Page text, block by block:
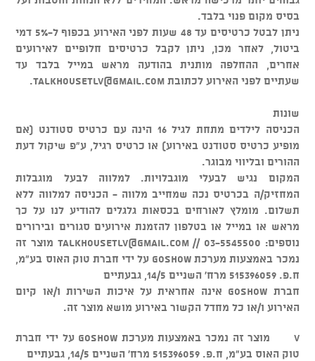
בסיס מקום פנוי בלבד.
ניתן לבטל כרטיסים עד 48 שעות לפני האירוע בכפוף ל-5% דמי
ביטול, לאחר מכן, ניתן לקבל כרטיסים חלופיים לאירועים
אחרים, ההחלפה מותנית בהודעה מראש במייל בלבד עד
שעתיים לפני האירוע לכתובתtalkhousetlv@gmail.com
.
שונות
הכניסה לילדים מתחת לגיל 16 הינה עם כרטיס סטודנט (אם
מופיע כרטיס סטודנט באירוע) או כרטיס רגיל, ע"פ שיקול דעת
ההורים ובליווי מבוגר.
המקום נגיש לבעלי מוגבלויות. למלווה לבעל מוגבלות
המחזיק/ה בכרטיס נכה שמחייב מלווה - הכניסה למלווה ללא
תשלום. מומלץ לאורחים בכסאות גלגלים להודיע לנו על כך
מראש או במייל או בטלפון להזמנת אירועים סגורים ובירורים
נוספים: 03-5545500 //
talkhousetlv@gmail.com מוצר זה
נמכר באמצעות מערכת GOSHOW על ידי חברת טוק האוס בע"מ,
ח.פ. 515396059 מרח' השניים 14/5, גבעתיים
חברת GOSHOW אינה אחראית על איכות השירות ו/או קיום
האירוע ו/או כל מחדל הקשור באירוע מושא מוצר זה.
v מוצר זה נמכר באמצעות מערכת GOSHOW על ידי חברת
טוק האוס בע"מ, ח.פ. 515396059 מרח' השניים 14/5, גבעתיים